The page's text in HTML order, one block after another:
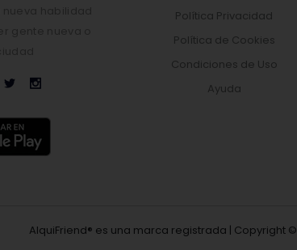
Política Privacidad
Política de Cookies
Condiciones de Uso
Ayuda
AlquiFriend® es una marca registrada | Copyright ©